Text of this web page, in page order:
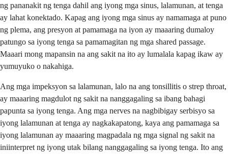
ng pananakit ng tenga dahil ang iyong mga sinus, lalamunan, at tenga
ay lahat konektado. Kapag ang iyong mga sinus ay namamaga at puno
ng plema, ang presyon at pamamaga na iyon ay maaaring dumaloy
patungo sa iyong tenga sa pamamagitan ng mga shared passage.
Maaari mong mapansin na ang sakit na ito ay lumalala kapag ikaw ay
yumuyuko o nakahiga.
Ang mga impeksyon sa lalamunan, lalo na ang tonsillitis o strep throat,
ay maaaring magdulot ng sakit na nanggagaling sa ibang bahagi
papunta sa iyong tenga. Ang mga nerves na nagbibigay serbisyo sa
iyong lalamunan at tenga ay nagkakapatong, kaya ang pamamaga sa
iyong lalamunan ay maaaring magpadala ng mga signal ng sakit na
iniinterpret ng iyong utak bilang nanggagaling sa iyong tenga. Ito ang